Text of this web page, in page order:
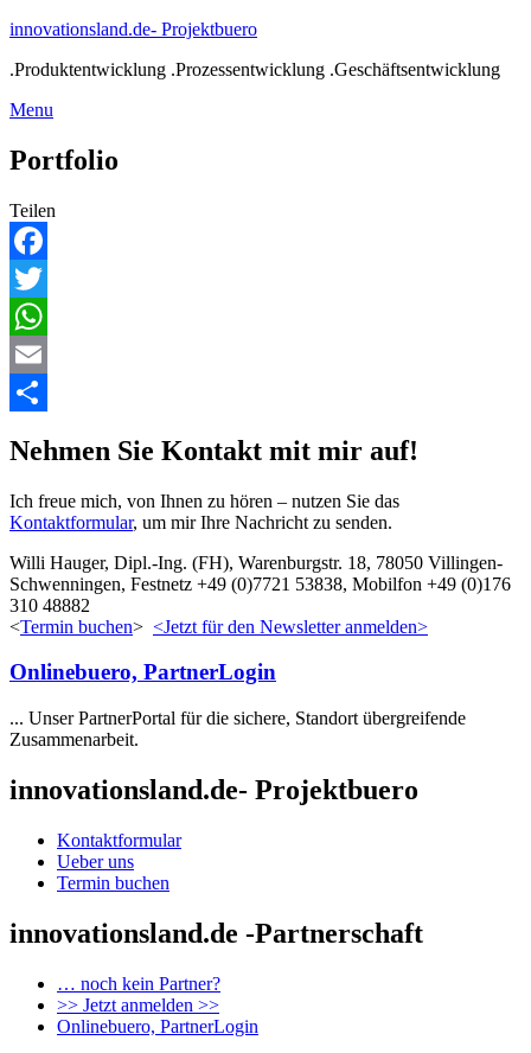
Skip
content
innovationsland.de- Projektbuero
.Produktentwicklung .Prozessentwicklung .Geschäftsentwicklung
Menu
Portfolio
Teilen
Facebook
Twitter
WhatsApp
Email
Nehmen Sie Kontakt mit mir auf!
Ich freue mich, von Ihnen zu hören – nutzen Sie das
Kontaktformular, um mir Ihre Nachricht zu senden.
Willi Hauger, Dipl.-Ing. (FH), Warenburgstr. 18, 78050 Villingen-
Schwenningen, Festnetz +49 (0)7721 53838, Mobilfon +49 (0)176
310 48882
<Termin buchen> <Jetzt für den Newsletter anmelden>
Onlinebuero, PartnerLogin
... Unser PartnerPortal für die sichere, Standort übergreifende
Zusammenarbeit.
innovationsland.de- Projektbuero
Kontaktformular
Ueber uns
Termin buchen
innovationsland.de -Partnerschaft
… noch kein Partner?
>> Jetzt anmelden >>
Onlinebuero, PartnerLogin